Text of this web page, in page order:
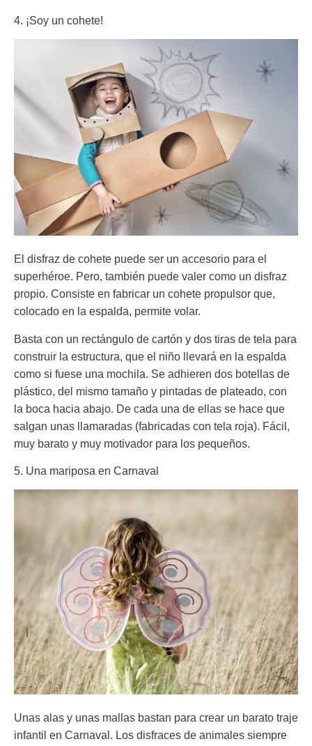
4. ¡Soy un cohete!
El disfraz de cohete puede ser un accesorio para el
superhéroe. Pero, también puede valer como un disfraz
propio. Consiste en fabricar un cohete propulsor que,
colocado en la espalda, permite volar.
Basta con un rectángulo de cartón y dos tiras de tela para
construir la estructura, que el niño llevará en la espalda
como si fuese una mochila. Se adhieren dos botellas de
plástico, del mismo tamaño y pintadas de plateado, con
la boca hacia abajo. De cada una de ellas se hace que
salgan unas llamaradas (fabricadas con tela roja). Fácil,
muy barato y muy motivador para los pequeños.
5. Una mariposa en Carnaval
Unas alas y unas mallas bastan para crear un barato traje
infantil en Carnaval. Los disfraces de animales siempre